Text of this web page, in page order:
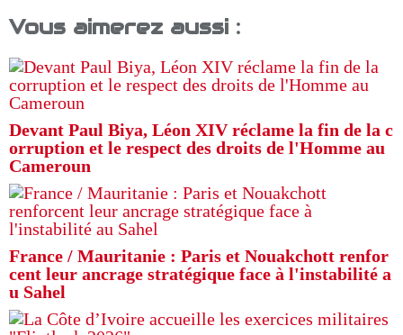
Vous aimerez aussi :
Devant Paul Biya, Léon XIV réclame la fin de la c
orruption et le respect des droits de l'Homme au
Cameroun
France / Mauritanie : Paris et Nouakchott renfor
cent leur ancrage stratégique face à l'instabilité a
u Sahel